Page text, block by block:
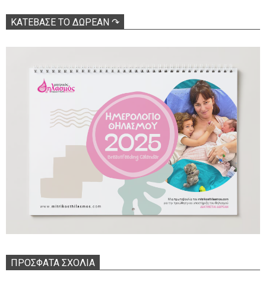
ΚΑΤΕΒΑΣΕ ΤΟ ΔΩΡΕΑΝ ↷
ΠΡΌΣΦΑΤΑ ΣΧΌΛΙΑ